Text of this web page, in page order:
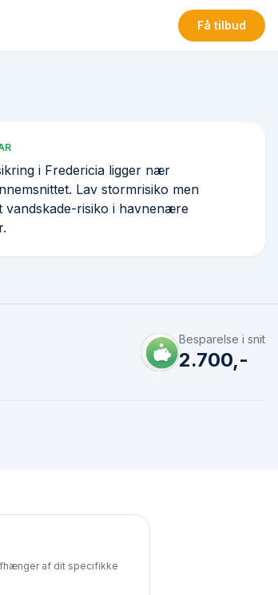
Få tilbud
i Fredericia ligger nær
Lav stormrisiko men
vandskade-risiko i havnenære
Besparelse i snit
2.700,-
af dit specifikke